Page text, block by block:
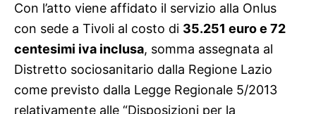
Con l’atto viene affidato il servizio alla Onlus
con sede a Tivoli al costo di 35.251 euro e 72
centesimi iva inclusa, somma assegnata al
Distretto sociosanitario dalla Regione Lazio
come previsto dalla Legge Regionale 5/2013
relativamente alle “Disposizioni per la